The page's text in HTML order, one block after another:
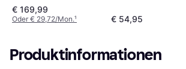
€ 169,99
Oder € 29,72/Mon.¹ € 54,95
Produktinformationen